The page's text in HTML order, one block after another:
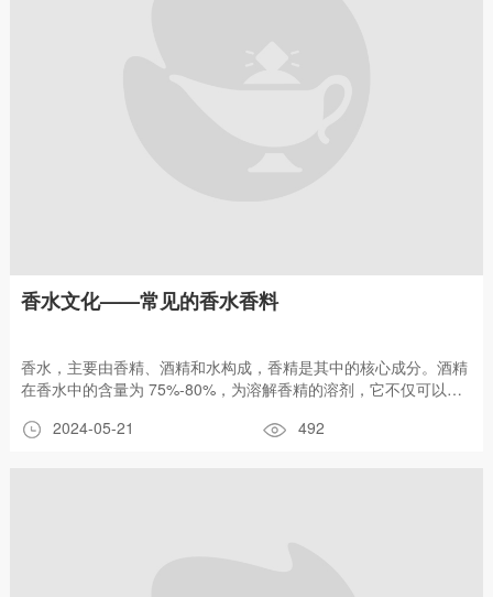
香水文化——常见的香水香料
香水，主要由香精、酒精和水构成，香精是其中的核心成分。酒精
在香水中的含量为 75%-80%，为溶解香精的溶剂，它不仅可以适
用。水在香水中的含量较少，它的存在可使香气挥发得更好，也可
2024-05-21 492